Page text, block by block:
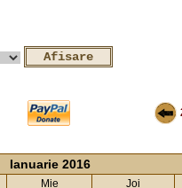
Ianuarie 2016
Mie Joi